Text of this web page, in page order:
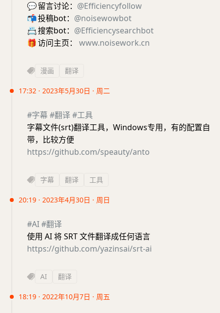
💬留言讨论： @Efficiencyfollow
📬投稿bot： @noisewowbot
📇搜索bot： @Efficiencysearchbot
🎁访问主页： www.noisework.cn
漫画 翻译
17:32 · 2023年5月30日 · 周二
#字幕 #翻译#工具
字幕文件(srt)翻译工具，Windows专用，有的配置自
带，比较方便
https://github.com/speauty/anto
字幕 翻译 工具
20:19 · 2023年4月30日 · 周日
#AI#翻译
使用 AI 将 SRT 文件翻译成任何语言
https://github.com/yazinsai/srt-ai
AI 翻译
18:19 · 2022年10月7日 · 周五